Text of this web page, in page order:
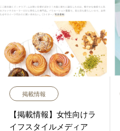
掲載情報
【掲載情報】女性向けラ
イフスタイルメディア